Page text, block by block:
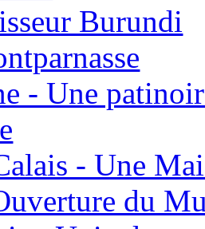
Burundi
- Une
- Une
du